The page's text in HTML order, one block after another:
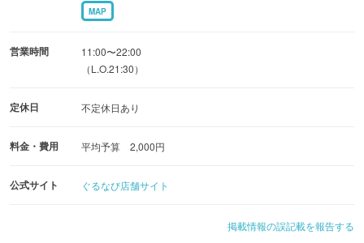
MAP
営業時間
11:00〜22:00
（L.O.21:30）
定休日 不定休日あり
料金・費用 平均予算 2,000円
公式サイト ぐるなび店舗サイト
掲載情報の誤記載を報告する